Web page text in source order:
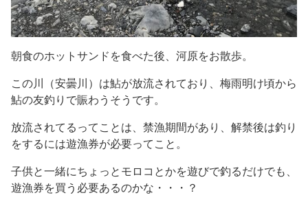
朝食のホットサンドを食べた後、河原をお散歩。
この川（安曇川）は鮎が放流されており、梅雨明け頃から
鮎の友釣りで賑わうそうです。
放流されてるってことは、禁漁期間があり、解禁後は釣り
をするには遊漁券が必要ってこと。
子供と一緒にちょっとモロコとかを遊びで釣るだけでも、
遊漁券を買う必要あるのかな・・・？